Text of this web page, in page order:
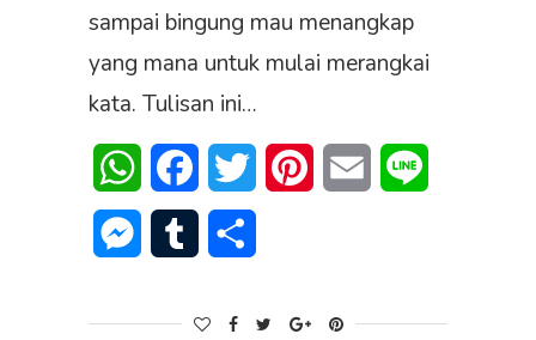
sampai bingung mau menangkap
yang mana untuk mulai merangkai
kata. Tulisan ini…
WhatsAppFacebookTwitter PinterestEmail
Messenger
Tumblr